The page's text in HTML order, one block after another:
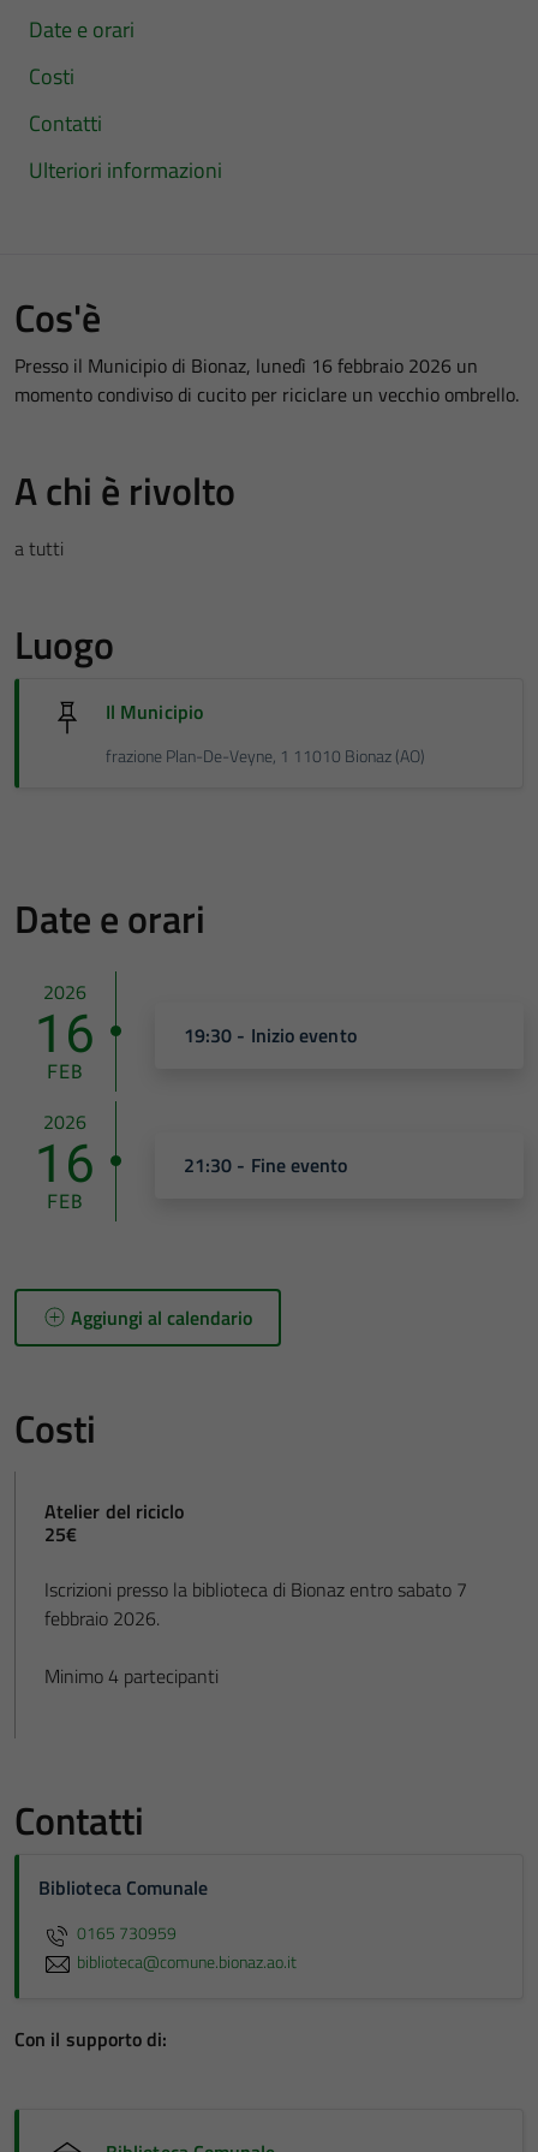
Date e orari
Costi
Contatti
Ulteriori informazioni
Cos'è
Presso il Municipio di Bionaz, lunedì 16 febbraio 2026 un
momento condiviso di cucito per riciclare un vecchio ombrello.
A chi è rivolto
a tutti
Luogo
Il Municipio
frazione Plan-De-Veyne, 1 11010 Bionaz (AO)
Date e orari
2026
16
FEB
19:30 - Inizio evento
2026
16
FEB
21:30 - Fine evento
Aggiungi al calendario
Costi
Atelier del riciclo
25€
Iscrizioni presso la biblioteca di Bionaz entro sabato 7
febbraio 2026.
Minimo 4 partecipanti
Contatti
Biblioteca Comunale
0165 730959
biblioteca@comune.bionaz.ao.it
Con il supporto di: